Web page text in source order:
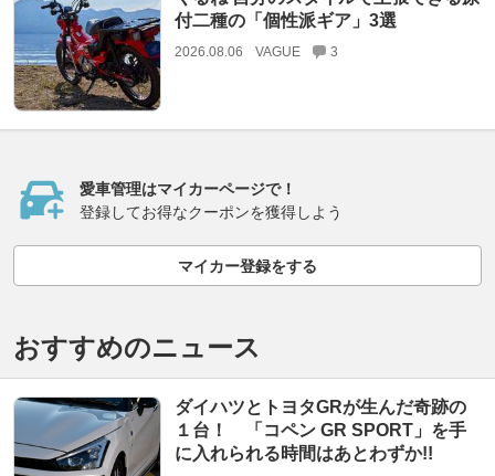
付二種の「個性派ギア」3選
2026.08.06 VAGUE 3
愛車管理はマイカーページで！
登録してお得なクーポンを獲得しよう
マイカー登録をする
おすすめのニュース
ダイハツとトヨタGRが生んだ奇跡の
１台！ 「コペン GR SPORT」を手
に入れられる時間はあとわずか!!